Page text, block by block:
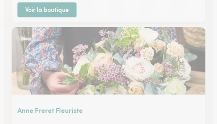
Voir la boutique
Anne Freret Fleuriste